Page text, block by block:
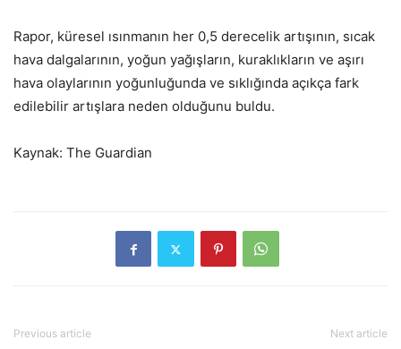
Rapor, küresel ısınmanın her 0,5 derecelik artışının, sıcak
hava dalgalarının, yoğun yağışların, kuraklıkların ve aşırı
hava olaylarının yoğunluğunda ve sıklığında açıkça fark
edilebilir artışlara neden olduğunu buldu.
Kaynak: The Guardian
Previous article Next article